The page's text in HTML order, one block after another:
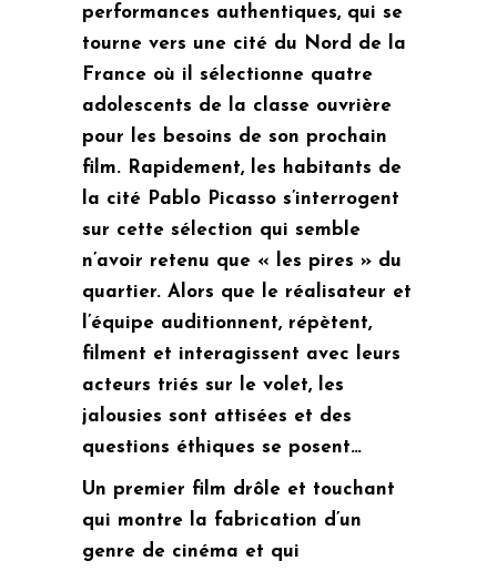
performances authentiques, qui se
tourne vers une cité du Nord de la
France où il sélectionne quatre
adolescents de la classe ouvrière
pour les besoins de son prochain
film. Rapidement, les habitants de
la cité Pablo Picasso s’interrogent
sur cette sélection qui semble
n’avoir retenu que « les pires » du
quartier. Alors que le réalisateur et
l’équipe auditionnent, répètent,
filment et interagissent avec leurs
acteurs triés sur le volet, les
jalousies sont attisées et des
questions éthiques se posent…
Un premier film drôle et touchant
qui montre la fabrication d’un
genre de cinéma et qui